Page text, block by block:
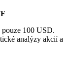
100 USD.
analýzy akcií a